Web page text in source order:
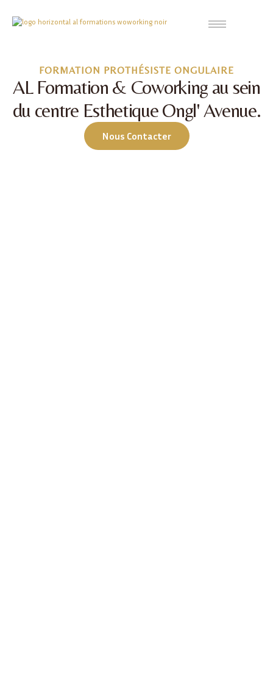
FORMATION PROTHÉSISTE ONGULAIRE
AL Formation & Coworking au sein
du centre Esthetique Ongl' Avenue.
Nous Contacter